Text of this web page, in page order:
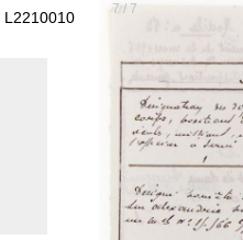
L2210010 7 / 7